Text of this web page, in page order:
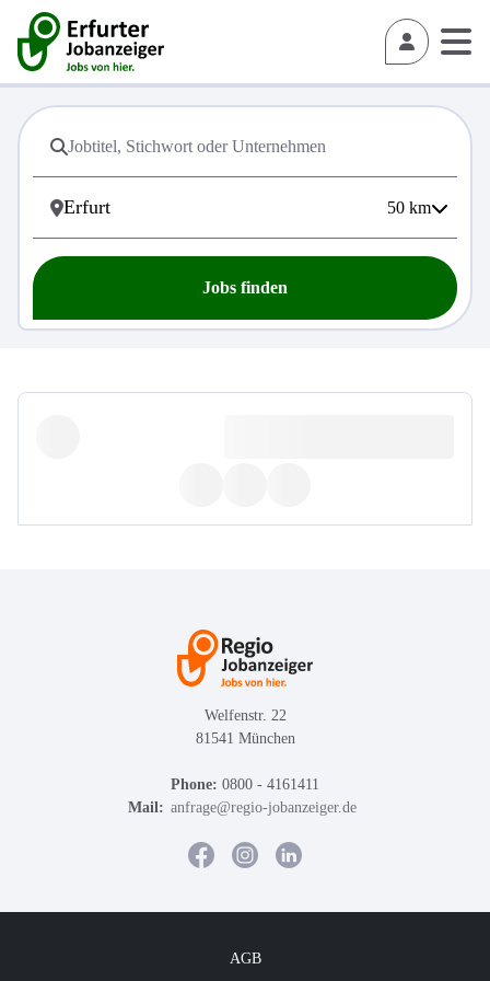
50 km
Jobs finden
Welfenstr. 22
81541 München
Phone: 0800 - 4161411
Mail: anfrage@regio-jobanzeiger.de
AGB